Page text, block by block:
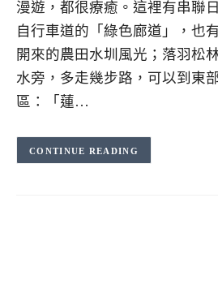
漫遊，都很療癒。這裡有串聯
自行車道的「綠色廊道」，也
開來的農田水圳風光；落羽松
水旁，多走幾步路，可以到東
區：「蓮…
CONTINUE READING